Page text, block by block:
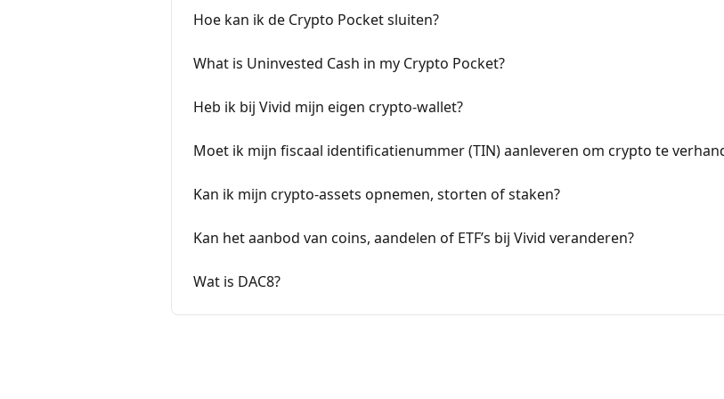
Hoe kan ik de Crypto Pocket sluiten?
What is Uninvested Cash in my Crypto Pocket?
Heb ik bij Vivid mijn eigen crypto-wallet?
Moet ik mijn fiscaal identificatienummer (TIN) aanleveren om crypto te
Kan ik mijn crypto-assets opnemen, storten of staken?
Kan het aanbod van coins, aandelen of ETF’s bij Vivid veranderen?
Wat is DAC8?